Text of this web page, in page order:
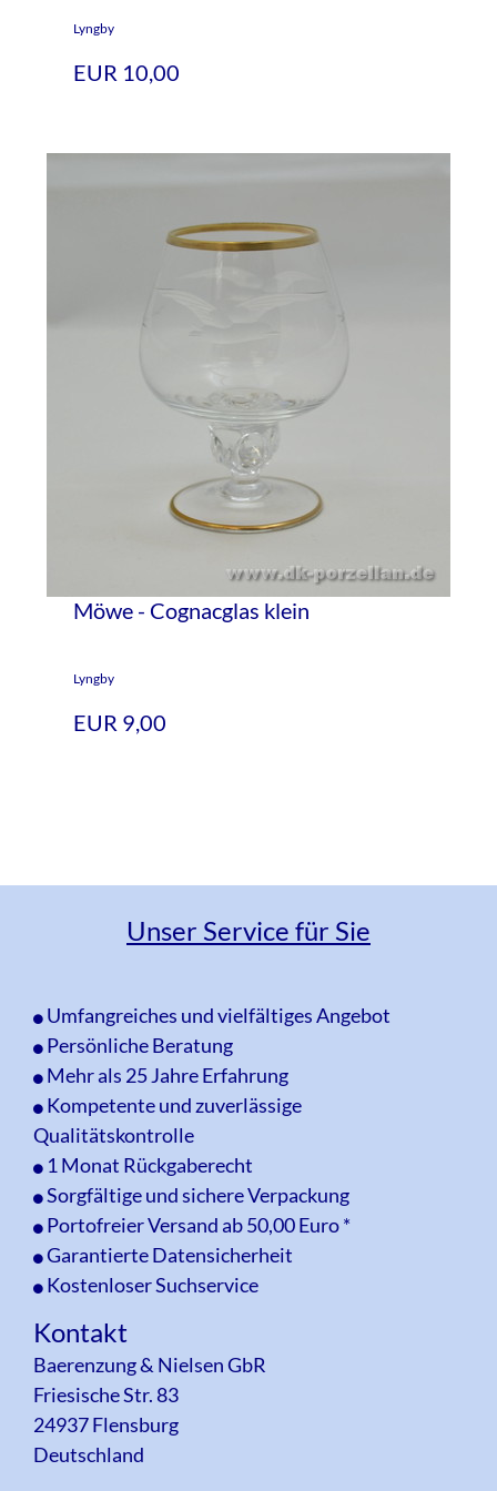
Lyngby
EUR 10,00
Möwe - Cognacglas klein
Lyngby
EUR 9,00
Unser Service für Sie
Umfangreiches und vielfältiges Angebot
Persönliche Beratung
Mehr als 25 Jahre Erfahrung
Kompetente und zuverlässige
Qualitätskontrolle
1 Monat Rückgaberecht
Sorgfältige und sichere Verpackung
Portofreier Versand ab 50,00 Euro *
Garantierte Datensicherheit
Kostenloser Suchservice
Kontakt
Baerenzung & Nielsen GbR
Friesische Str. 83
24937 Flensburg
Deutschland